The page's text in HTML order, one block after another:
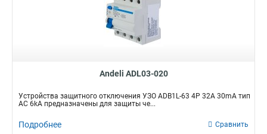
Andeli ADL03-020
Устройства защитного отключения УЗО ADB1L-63 4P 32A 30mA тип
AC 6kA предназначены для защиты че...
Подробнее Сравнить